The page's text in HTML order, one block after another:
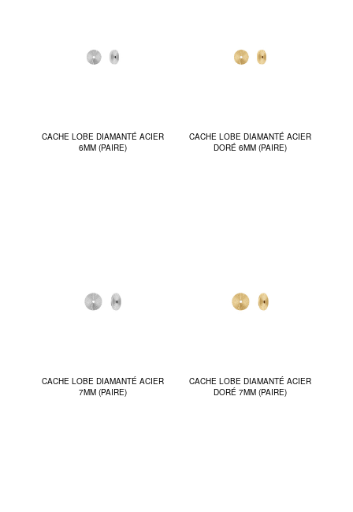
CACHE LOBE DIAMANTÉ ACIER
6MM (PAIRE)
CACHE LOBE DIAMANTÉ ACIER
DORÉ 6MM (PAIRE)
CACHE LOBE DIAMANTÉ ACIER
7MM (PAIRE)
CACHE LOBE DIAMANTÉ ACIER
DORÉ 7MM (PAIRE)